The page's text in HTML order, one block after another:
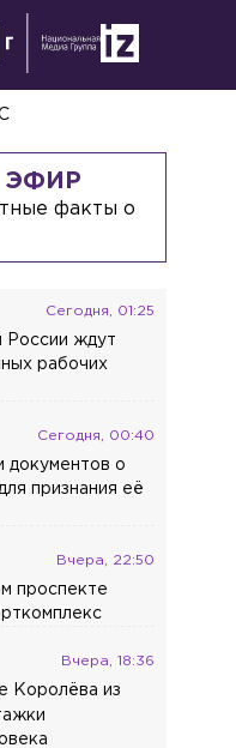
ЭФИР
факты о
Сегодня, 01:25
России ждут
рабочих
Сегодня, 00:40
документов о
признания её
Вчера, 22:50
проспекте
Вчера, 18:36
Королёва из